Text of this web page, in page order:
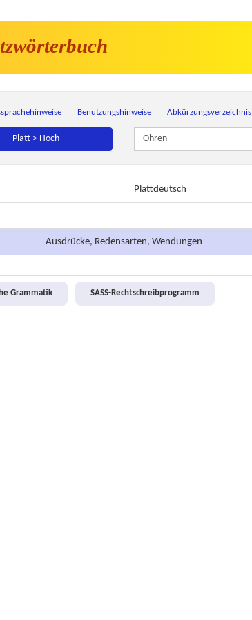
Benutzungshinweise Abkürzungsverzeichnis
Platt > Hoch
Plattdeutsch
Ausdrücke, Redensarten, Wendungen
Grammatik
SASS-Rechtschreibprogramm